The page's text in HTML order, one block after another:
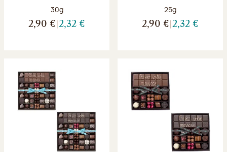
Poids net :
30g
2,90 € 2,32 €
Poids net :
25g
2,90 € 2,32 €